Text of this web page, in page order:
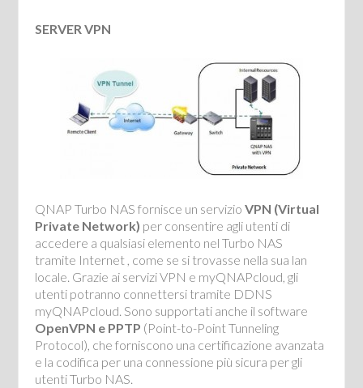
SERVER VPN
QNAP Turbo NAS fornisce un servizioVPN (Virtual
Private Network) per consentire agli utenti di
accedere a qualsiasi elemento nel Turbo NAS
tramite Internet , come se si trovasse nella sua lan
locale. Grazie ai servizi VPN e myQNAPcloud, gli
utenti potranno connettersi tramite DDNS
myQNAPcloud. Sono supportati anche il software
OpenVPN e PPTP (Point-to-Point Tunneling
Protocol), che forniscono una certificazione avanzata
e la codifica per una connessione più sicura per gli
utenti Turbo NAS.